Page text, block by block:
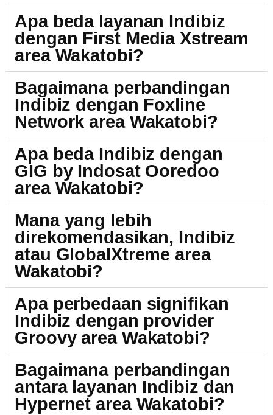
Apa beda layanan Indibiz
dengan First Media Xstream
area Wakatobi?
Bagaimana perbandingan
Indibiz dengan Foxline
Network area Wakatobi?
Apa beda Indibiz dengan
GIG by Indosat Ooredoo
area Wakatobi?
Mana yang lebih
direkomendasikan, Indibiz
atau GlobalXtreme area
Wakatobi?
Apa perbedaan signifikan
Indibiz dengan provider
Groovy area Wakatobi?
Bagaimana perbandingan
antara layanan Indibiz dan
Hypernet area Wakatobi?